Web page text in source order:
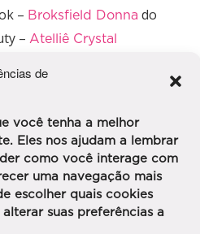
de
você tenha a melhor
Eles nos ajudam a lembrar
como você interage com
uma navegação mais
escolher quais cookies
suas preferências a
– Broksfield Donna do
– Atelliê Crystal